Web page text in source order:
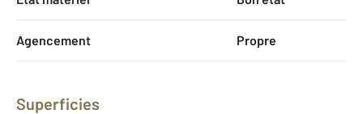
Agencement Propre
Superficies